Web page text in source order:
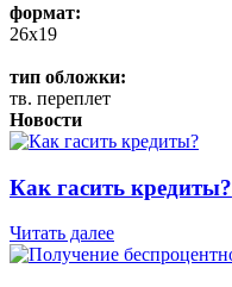
формат:
26x19
тип обложки:
тв. переплет
Новости
Как гасить кредиты?
Читать далее